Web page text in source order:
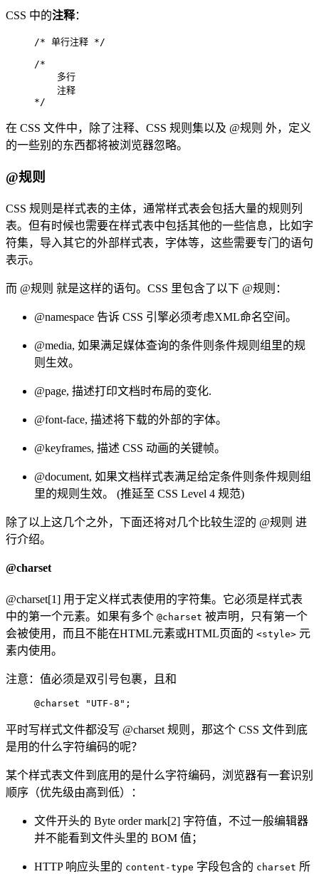
CSS 中的注释：
/* 单行注释 */
/*
    多行
    注释
*/
在 CSS 文件中，除了注释、CSS 规则集以及 @规则 外，定义
的一些别的东西都将被浏览器忽略。
@规则
CSS 规则是样式表的主体，通常样式表会包括大量的规则列
表。但有时候也需要在样式表中包括其他的一些信息，比如字
符集，导入其它的外部样式表，字体等，这些需要专门的语句
表示。
而 @规则 就是这样的语句。CSS 里包含了以下 @规则：
@namespace 告诉 CSS 引擎必须考虑XML命名空间。
@media, 如果满足媒体查询的条件则条件规则组里的规
则生效。
@page, 描述打印文档时布局的变化.
@font-face, 描述将下载的外部的字体。
@keyframes, 描述 CSS 动画的关键帧。
@document, 如果文档样式表满足给定条件则条件规则组
里的规则生效。 (推延至 CSS Level 4 规范)
除了以上这几个之外，下面还将对几个比较生涩的 @规则 进
行介绍。
@charset
@charset[1] 用于定义样式表使用的字符集。它必须是样式表
中的第一个元素。如果有多个 @charset 被声明，只有第一个
会被使用，而且不能在HTML元素或HTML页面的 <style> 元
素内使用。
注意：值必须是双引号包裹，且和
@charset "UTF-8";
平时写样式文件都没写 @charset 规则，那这个 CSS 文件到底
是用的什么字符编码的呢？
某个样式表文件到底用的是什么字符编码，浏览器有一套识别
顺序（优先级由高到低）：
文件开头的 Byte order mark[2] 字符值，不过一般编辑器
并不能看到文件头里的 BOM 值；
HTTP 响应头里的 content-type 字段包含的 charset 所